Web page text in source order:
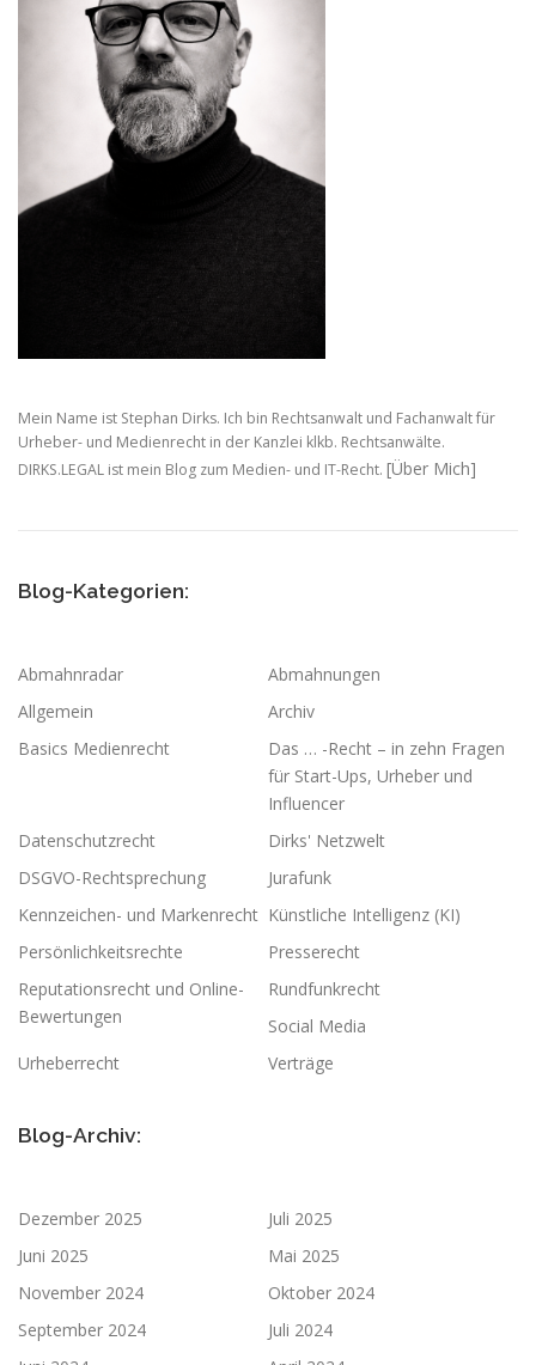
Mein Name ist Stephan Dirks. Ich bin Rechtsanwalt und Fachanwalt für
Urheber- und Medienrecht in der Kanzlei klkb. Rechtsanwälte.
DIRKS.LEGAL ist mein Blog zum Medien- und IT-Recht. [Über Mich]
Blog-Kategorien:
Abmahnradar
Abmahnungen
Allgemein
Archiv
Basics Medienrecht
Das … -Recht – in zehn Fragen
für Start-Ups, Urheber und
Influencer
Datenschutzrecht
Dirks' Netzwelt
DSGVO-Rechtsprechung
Jurafunk
Kennzeichen- und Markenrecht Künstliche Intelligenz (KI)
Persönlichkeitsrechte
Presserecht
Reputationsrecht und Online-
Bewertungen
Rundfunkrecht
Social Media
Urheberrecht
Verträge
Blog-Archiv:
Dezember 2025
Juli 2025
Juni 2025
Mai 2025
November 2024
Oktober 2024
September 2024
Juli 2024